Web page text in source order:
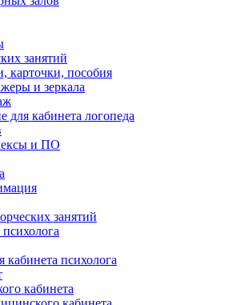
занятий
карточки, пособия
и зеркала
для кабинета логопеда
и ПО
занятий
психолога
кабинета